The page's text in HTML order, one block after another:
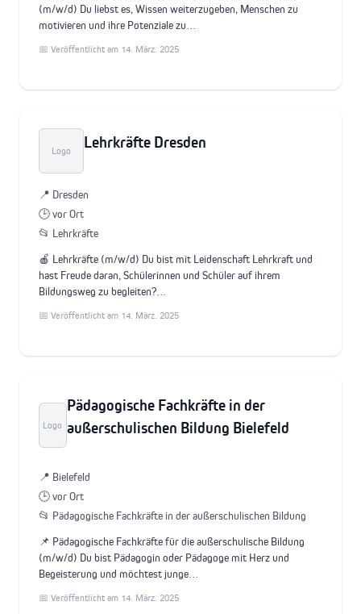
(m/w/d) Du liebst es, Wissen weiterzugeben, Menschen zu
motivieren und ihre Potenziale zu…
📅 Veröffentlicht am 14. März. 2025
Logo Lehrkräfte Dresden
📍 Dresden
🕒 vor Ort
📂 Lehrkräfte
🍎 Lehrkräfte (m/w/d) Du bist mit Leidenschaft Lehrkraft und
hast Freude daran, Schülerinnen und Schüler auf ihrem
Bildungsweg zu begleiten?…
📅 Veröffentlicht am 14. März. 2025
Logo
Pädagogische Fachkräfte in der
außerschulischen Bildung Bielefeld
📍 Bielefeld
🕒 vor Ort
📂 Pädagogische Fachkräfte in der außerschulischen Bildung
📌 Pädagogische Fachkräfte für die außerschulische Bildung
(m/w/d) Du bist Pädagogin oder Pädagoge mit Herz und
Begeisterung und möchtest junge…
📅 Veröffentlicht am 14. März. 2025